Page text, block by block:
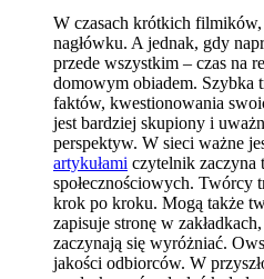
W czasach krótkich
nagłówku. A jednak, gdy
przede wszystkim – czas na
domowym obiadem. Szybka
faktów, kwestionowania
jest bardziej skupiony i
perspektyw. W sieci ważne
artykułami czytelnik zaczyna
społecznościowych. Twórcy
krok po kroku. Mogą także
zapisuje stronę w
zaczynają się wyróżniać.
jakości odbiorców. W